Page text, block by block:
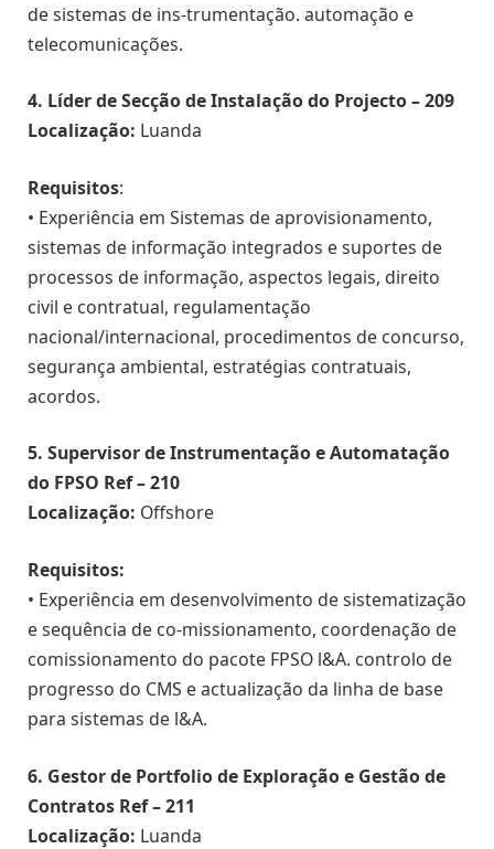
de sistemas de ins-trumentação. automação e
telecomunicações.
4. Líder de Secção de Instalação do Projecto – 209
Localização: Luanda
Requisitos:
• Experiência em Sistemas de aprovisionamento,
sistemas de informação integrados e suportes de
processos de informação, aspectos legais, direito
civil e contratual, regulamentação
nacional/internacional, procedimentos de concurso,
segurança ambiental, estratégias contratuais,
acordos.
5. Supervisor de Instrumentação e Automatação
do FPSO Ref – 210
Localização: Offshore
Requisitos:
• Experiência em desenvolvimento de sistematização
e sequência de co-missionamento, coordenação de
comissionamento do pacote FPSO l&A. controlo de
progresso do CMS e actualização da linha de base
para sistemas de l&A.
6. Gestor de Portfolio de Exploração e Gestão de
Contratos Ref – 211
Localização: Luanda